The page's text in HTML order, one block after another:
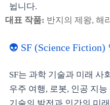
뉩니다.
대표 작품: 반지의 제왕, 해
👽 SF (Science Fiction)
SF는 과학 기술과 미래 사
우주 여행, 로봇, 인공 지